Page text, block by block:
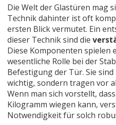
Die Welt der Glastüren mag
Technik dahinter ist oft
ersten Blick vermutet. Ein
dieser Technik sind die
Diese Komponenten spielen
wesentliche Rolle bei der
Befestigung der Tür. Sie
wichtig, sondern tragen vor
Wenn man sich vorstellt,
Kilogramm wiegen kann,
Notwendigkeit für solch